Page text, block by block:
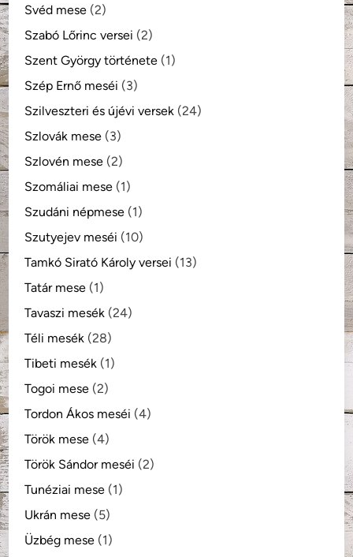
Svéd mese (2)
Szabó Lőrinc versei (2)
Szent György története (1)
Szép Ernő meséi (3)
Szilveszteri és újévi versek (24)
Szlovák mese (3)
Szlovén mese (2)
Szomáliai mese (1)
Szudáni népmese (1)
Szutyejev meséi (10)
Tamkó Sirató Károly versei (13)
Tatár mese (1)
Tavaszi mesék (24)
Téli mesék (28)
Tibeti mesék (1)
Togoi mese (2)
Tordon Ákos meséi (4)
Török mese (4)
Török Sándor meséi (2)
Tunéziai mese (1)
Ukrán mese (5)
Üzbég mese (1)